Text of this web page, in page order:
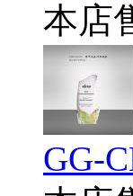
本店
GG-